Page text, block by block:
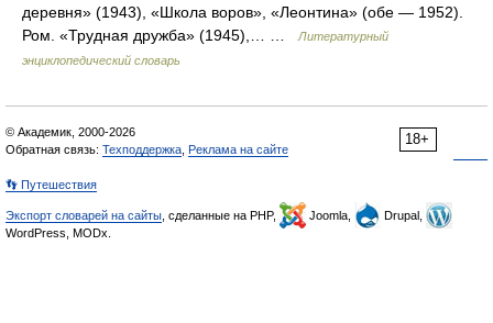
деревня» (1943), «Школа воров», «Леонтина» (обе — 1952).
Ром. «Трудная дружба» (1945),… …
Литературный
энциклопедический словарь
18+
© Академик, 2000-2026
Обратная связь: Техподдержка Реклама на сайте
👣 Путешествия
Экспорт словарей на сайты , сделанные на PHP, Joomla,
Drupal,
WordPress, MODx.